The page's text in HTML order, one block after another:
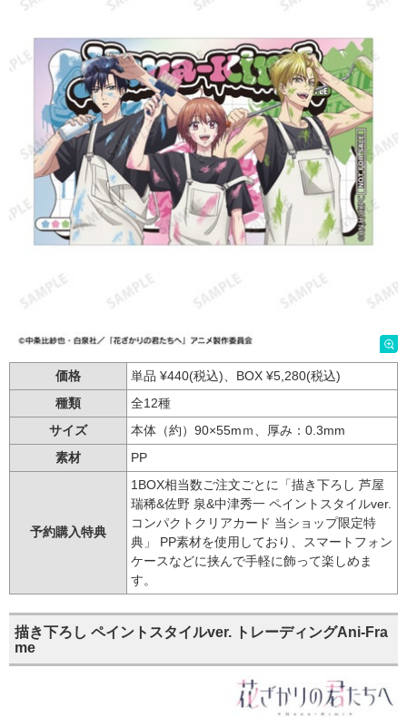
価格
単品 ¥440(税込)、BOX ¥5,280(税込)
種類
全12種
サイズ
本体（約）90×55mｍ、厚み：0.3mm
素材
PP
予約購入特典
1BOX相当数ご注文ごとに「描き下ろし 芦屋
瑞稀&佐野 泉&中津秀一 ペイントスタイルver.
コンパクトクリアカード 当ショップ限定特
典」 PP素材を使用しており、スマートフォン
ケースなどに挟んで手軽に飾って楽しめま
す。
描き下ろし ペイントスタイルver. トレーディングAni-Fra
me